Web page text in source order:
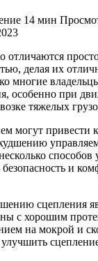
14 мин
отличаются
делая их
многие
особенно при
тяжелых
могут привести
и
сцепления
с хорошим
на мокрой и